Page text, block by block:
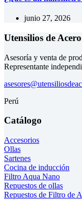
junio 27, 2026
Utensilios de Acero
Asesoría y venta de
Representante
Perú
Catálogo
Accesorios
Ollas
Sartenes
Cocina de inducción
Filtro Aqua Nano
Repuestos de ollas
Repuestos de Filtro de